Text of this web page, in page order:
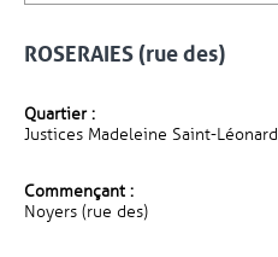
ROSERAIES (rue des)
Quartier :
Justices Madeleine Saint-Léonard
Commençant :
Noyers (rue des)